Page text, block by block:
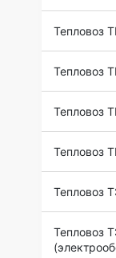
Тепловоз
Тепловоз
Тепловоз
Тепловоз
Тепловоз
Тепловоз